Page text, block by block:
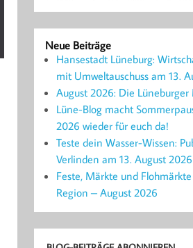
Neue Beiträge
Hansestadt Lüneburg:
mit Umweltauschuss am 13.
August 2026: Die
Lüne-Blog macht
2026 wieder für euch da!
Teste dein Wasser-Wissen:
Verlinden am 13. August 2026
Feste, Märkte und
Region – August 2026